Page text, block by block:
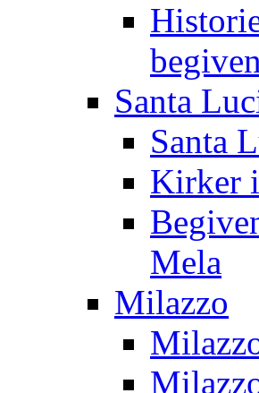
Santa
Santa
Kirker
Mela
Milazzo